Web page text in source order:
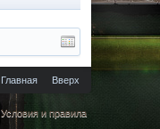
Главная Вверх
Условия и правила